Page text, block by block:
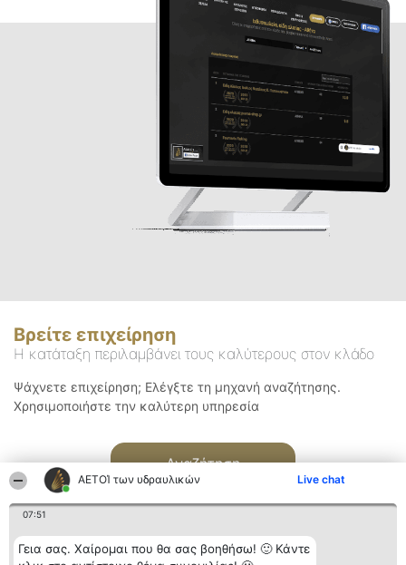
ΑΕΤΟΊ των υδραυλικών Live chat
07:51
Γεια σας. Χαίρομαι που θα σας βοηθήσω! 🙂 Κάντε
Βρείτε επιχείρηση
Η κατάταξη περιλαμβάνει τους καλύτερους στον κλάδο
Ψάχνετε επιχείρηση; Ελέγξτε τη μηχανή αναζήτησης.
Χρησιμοποιήστε την καλύτερη υπηρεσία
Αναζήτηση